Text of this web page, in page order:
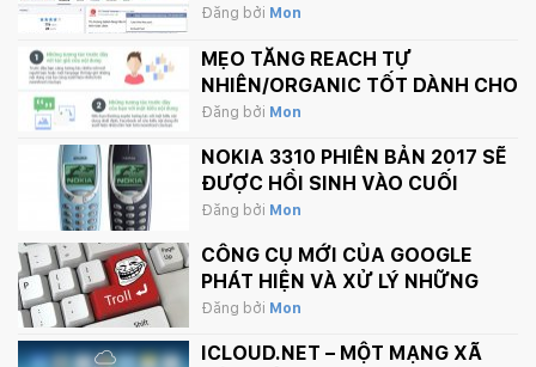
Đăng bởi Mon
MẸO TĂNG REACH TỰ
NHIÊN/ORGANIC TỐT DÀNH CHO
FANPAGE CỦA BẠN
Đăng bởi Mon
NOKIA 3310 PHIÊN BẢN 2017 SẼ
ĐƯỢC HỒI SINH VÀO CUỐI
THÁNG 2 NÀY
Đăng bởi Mon
CÔNG CỤ MỚI CỦA GOOGLE
PHÁT HIỆN VÀ XỬ LÝ NHỮNG
BÌNH LUẬN PHẢN CẢM TRÊN
Đăng bởi Mon
ICLOUD.NET – MỘT MẠNG XÃ